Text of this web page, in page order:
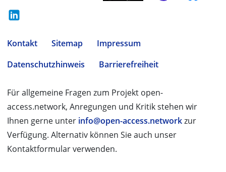
Kontakt Sitemap
Impressum
Datenschutzhinweis
Barrierefreiheit
Für allgemeine Fragen zum Projekt open-
access.network, Anregungen und Kritik stehen wir
Ihnen gerne unter info@open-access.networkzur
Verfügung. Alternativ können Sie auch unser
Kontaktformular verwenden.